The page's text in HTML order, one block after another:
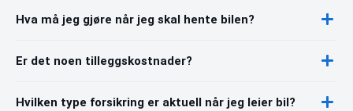
Hva må jeg gjøre når jeg skal hente bilen?
Er det noen tilleggskostnader?
Hvilken type forsikring er aktuell når jeg leier bil?